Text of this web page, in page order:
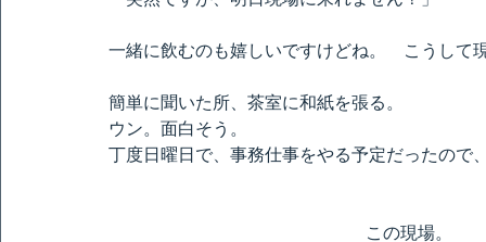
一緒に飲むのも嬉しいですけどね。　こうして
簡単に聞いた所、茶室に和紙を張る。
ウン。面白そう。
丁度日曜日で、事務仕事をやる予定だったので
この現場。